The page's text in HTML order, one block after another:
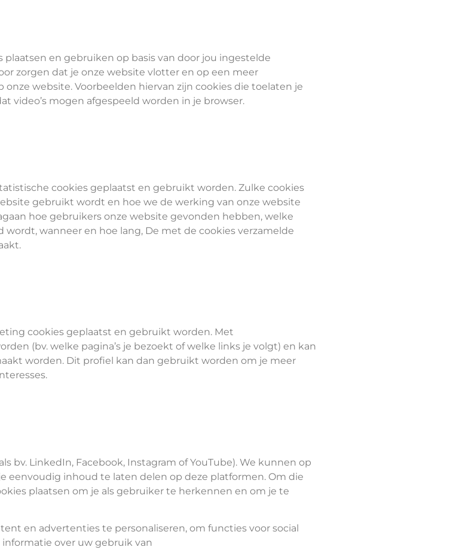
en gebruiken op basis van door jou ingestelde
zorgen dat je onze website vlotter en op een meer
website. Voorbeelden hiervan zijn cookies die toelaten je
video’s mogen afgespeeld worden in je browser.
cookies geplaatst en gebruikt worden. Zulke cookies
gebruikt wordt en hoe we de werking van onze website
hoe gebruikers onze website gevonden hebben, welke
wanneer en hoe lang, De met de cookies verzamelde
cookies geplaatst en gebruikt worden. Met
(bv. welke pagina’s je bezoekt of welke links je volgt) en kan
worden. Dit profiel kan dan gebruikt worden om je meer
LinkedIn, Facebook, Instagram of YouTube). We kunnen op
eenvoudig inhoud te laten delen op deze platformen. Om die
plaatsen om je als gebruiker te herkennen en om je te
en advertenties te personaliseren, om functies voor social
over uw gebruik van